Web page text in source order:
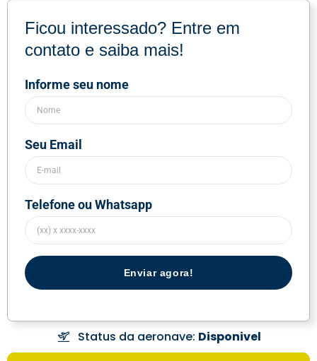
Ficou interessado? Entre em
contato e saiba mais!
Informe seu nome
Seu Email
Telefone ou Whatsapp
Enviar agora!
Status da aeronave: Disponivel